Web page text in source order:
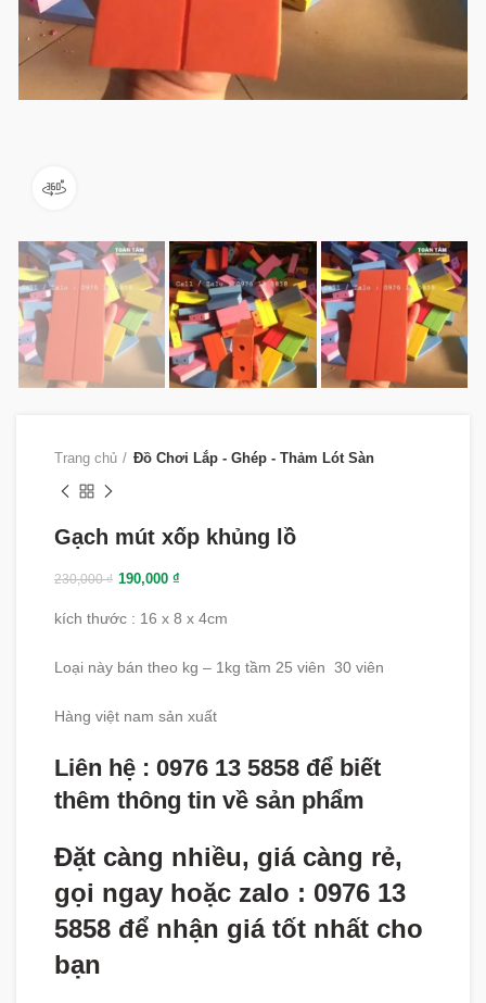
Trang chủ Đồ Chơi Lắp - Ghép - Thảm Lót Sàn
Gạch mút xốp khủng lồ
230,000₫ 190,000 ₫
kích thước : 16 x 8 x 4cm
Loại này bán theo kg – 1kg tầm 25 viên 30 viên
Hàng việt nam sản xuất
Liên hệ : 0976 13 5858 để biết
thêm thông tin về sản phẩm
Đặt càng nhiều, giá càng rẻ,
gọi ngay hoặc zalo : 0976 13
5858 để nhận giá tốt nhất cho
bạn